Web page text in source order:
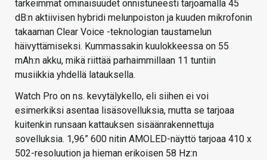
tärkeimmät ominaisuudet onnistuneesti tarjoamalla 45
dB:n aktiivisen hybridi melunpoiston ja kuuden mikrofonin
takaaman Clear Voice -teknologian taustamelun
häivyttämiseksi. Kummassakin kuulokkeessa on 55
mAh:n akku, mikä riittää parhaimmillaan 11 tuntiin
musiikkia yhdellä latauksella.
Watch Pro on ns. kevytälykello, eli siihen ei voi
esimerkiksi asentaa lisäsovelluksia, mutta se tarjoaa
kuitenkin runsaan kattauksen sisäänrakennettuja
sovelluksia. 1,96” 600 nitin AMOLED-näyttö tarjoaa 410 x
502-resoluution ja hieman erikoisen 58 Hz:n